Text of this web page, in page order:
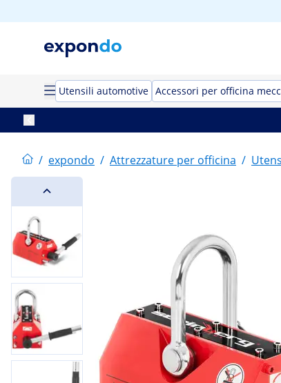
Utensili automotive Accessori per officina
/ expondo / Attrezzature per officina /